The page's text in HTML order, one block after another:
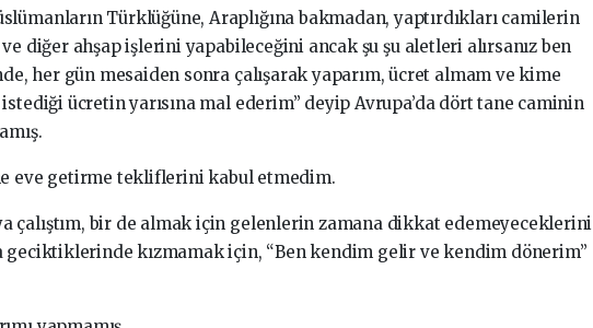
Türklüğüne, Araplığına bakmadan, yaptırdıkları camilerin
diğer ahşap işlerini yapabileceğini ancak şu şu aletleri alırsanız ben
her gün mesaiden sonra çalışarak yaparım, ücret almam ve kime
istediği ücretin yarısına mal ederim” deyip Avrupa’da dört tane caminin
eve getirme tekliflerini kabul etmedim.
çalıştım, bir de almak için gelenlerin zamana dikkat edemeyeceklerini
kızmamak için, “Ben kendim gelir ve kendim dönerim”